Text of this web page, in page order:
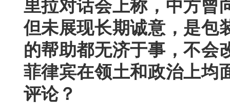
里拉对话会上称，中方曾
但未展现长期诚意，是包
的帮助都无济于事，不会
菲律宾在领土和政治上均
评论？